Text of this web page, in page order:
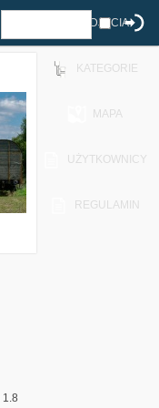
ZDJĘCIA
KATEGORIE
MAPA
UŻYTKOWNICY
REGULAMIN
1.8